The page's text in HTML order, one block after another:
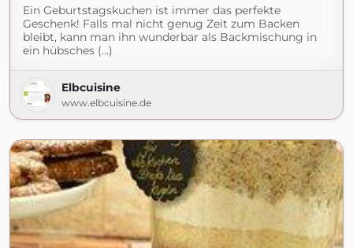
Ein Geburtstagskuchen ist immer das perfekte
Geschenk! Falls mal nicht genug Zeit zum Backen
bleibt, kann man ihn wunderbar als Backmischung in
ein hübsches (...)
Elbcuisine
www.elbcuisine.de